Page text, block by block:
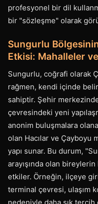
profesyonel bir dil
bir "sözleşme" olarak
Sungurlu
Etkisi: Mahalleler
Sungurlu, coğrafi olarak
rağmen, kendi içinde
sahiptir. Şehir
çevresindeki yeni
anonim buluşmalara
olan Hacılar ve Çayboyu
yapı sunar. Bu durum,
arayışında olan
etkiler. Örneğin, ilçeye
terminal çevresi, ulaşım